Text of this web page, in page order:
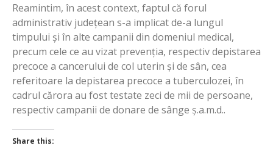
Reamintim, în acest context, faptul că forul
administrativ județean s-a implicat de-a lungul
timpului și în alte campanii din domeniul medical,
precum cele ce au vizat prevenția, respectiv depistarea
precoce a cancerului de col uterin și de sân, cea
referitoare la depistarea precoce a tuberculozei, în
cadrul cărora au fost testate zeci de mii de persoane,
respectiv campanii de donare de sânge ș.a.m.d..
Share this: